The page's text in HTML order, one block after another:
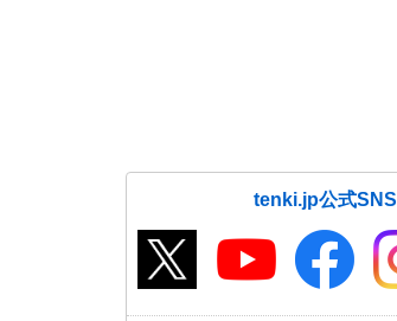
tenki.jp公式SNS